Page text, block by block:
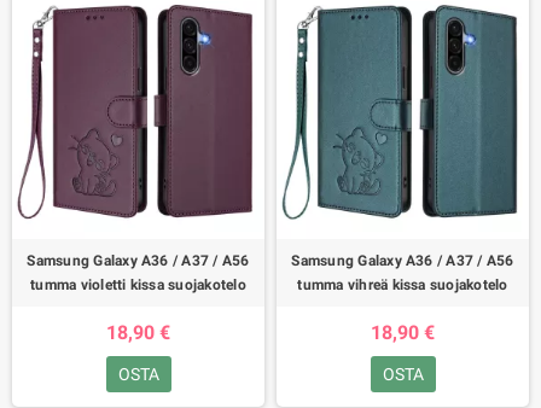
Samsung Galaxy A36 / A37 / A56
tumma violetti kissa suojakotelo
18,90 €
OSTA
Samsung Galaxy A36 / A37 / A56
tumma vihreä kissa suojakotelo
18,90 €
OSTA